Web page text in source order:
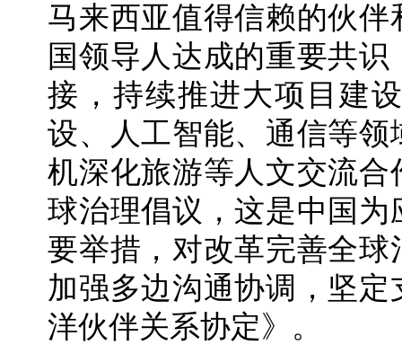
马来西亚值得信赖的伙
国领导人达成的重要共
接，持续推进大项目建
设、人工智能、通信等
机深化旅游等人文交流
球治理倡议，这是中国
要举措，对改革完善全
加强多边沟通协调，坚
洋伙伴关系协定》。